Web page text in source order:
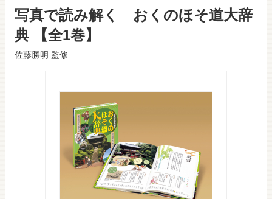
写真で読み解く おくのほそ道大辞
典 【全1巻】
佐藤勝明 監修